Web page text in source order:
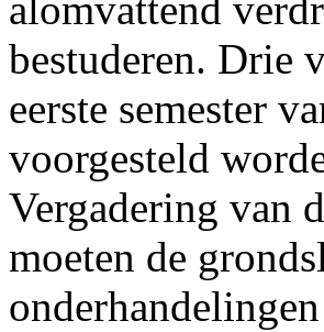
alomvattend
bestuderen. Drie
eerste semester
voorgesteld
Vergadering van
moeten de